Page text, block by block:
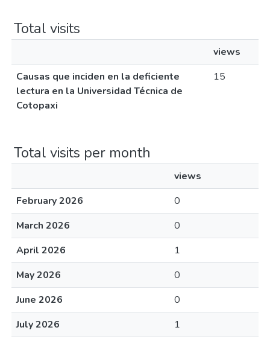
Total visits
views
Causas que inciden en la deficiente
lectura en la Universidad Técnica de
Cotopaxi
15
Total visits per month
views
February 2026
0
March 2026
0
April 2026
1
May 2026
0
June 2026
0
July 2026
1